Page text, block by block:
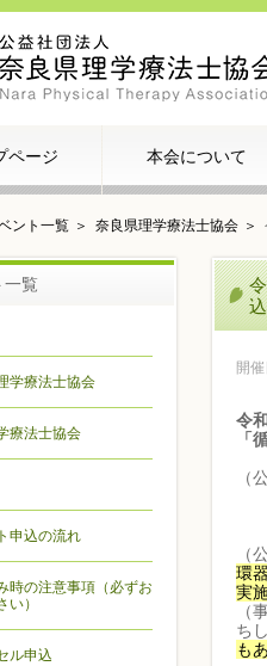
ページ 本会について
ント一覧 奈良県理学療法士協会
開
令和
「
（
（
環
実
（
ち
も
一覧
学療法士協会
療法士協会
申込の流れ
時の注意事項（必ずお
い）
ル申込